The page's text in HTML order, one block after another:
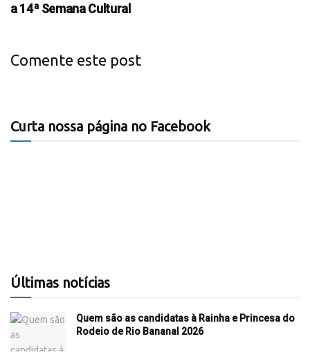
a 14ª Semana Cultural
Comente este post
Curta nossa página no Facebook
Últimas notícias
Quem são as candidatas à Rainha e Princesa do
Rodeio de Rio Bananal 2026